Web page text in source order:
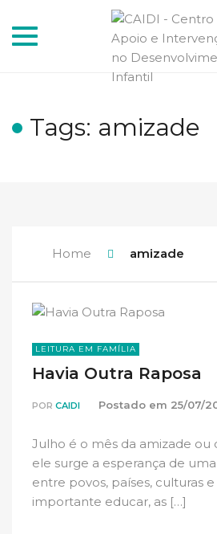
Toggle
Tags: amizade
Home amizade
LEITURA EM FAMÍLIA
Havia Outra Raposa
POR CAIDI Postado em 25/07/
Julho é o mês da amizade ou
ele surge a esperança de
entre povos, países, culturas e
importante educar, as […]